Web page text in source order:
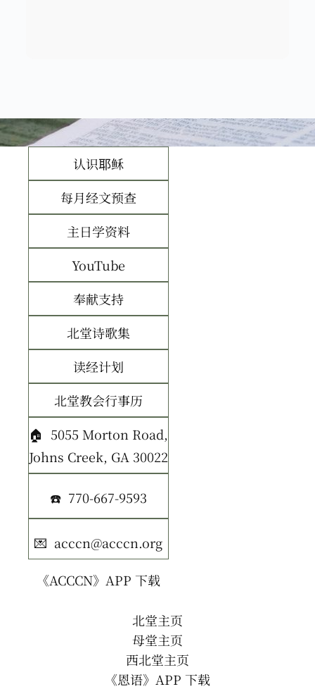
认识耶稣
每月经文预查
主日学资料
YouTube
奉献支持
北堂诗歌集
读经计划
北堂教会行事历
🏠 5055 Morton Road,
Johns Creek, GA 30022
☎️ 770-667-9593
💌 acccn@acccn.org
《ACCCN》APP 下载
北堂主页
母堂主页
西北堂主页
《恩语》APP 下载